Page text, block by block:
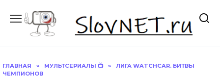
содержанию
ГЛАВНАЯ » МУЛЬТСЕРИАЛЫ 📺 »
ЛИГА WATCHCAR. БИТВЫ
ЧЕМПИОНОВ